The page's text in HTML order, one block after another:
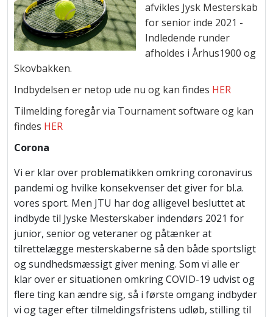
afvikles Jysk Mesterskab
for senior inde 2021 -
Indledende runder
afholdes i Århus1900 og
Skovbakken.
Indbydelsen er netop ude nu og kan findes HER
Tilmelding foregår via Tournament software og kan
findes HER
Corona
Vi er klar over problematikken omkring coronavirus
pandemi og hvilke konsekvenser det giver for bl.a.
vores sport. Men JTU har dog alligevel besluttet at
indbyde til Jyske Mesterskaber indendørs 2021 for
junior, senior og veteraner og påtænker at
tilrettelægge mesterskaberne så den både sportsligt
og sundhedsmæssigt giver mening. Som vi alle er
klar over er situationen omkring COVID-19 udvist og
flere ting kan ændre sig, så i første omgang indbyder
vi og tager efter tilmeldingsfristens udløb, stilling til